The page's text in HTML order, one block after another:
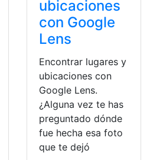
ubicaciones
con Google
Lens
Encontrar lugares y
ubicaciones con
Google Lens.
¿Alguna vez te has
preguntado dónde
fue hecha esa foto
que te dejó